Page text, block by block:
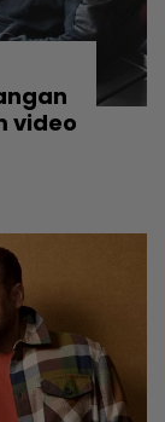
video